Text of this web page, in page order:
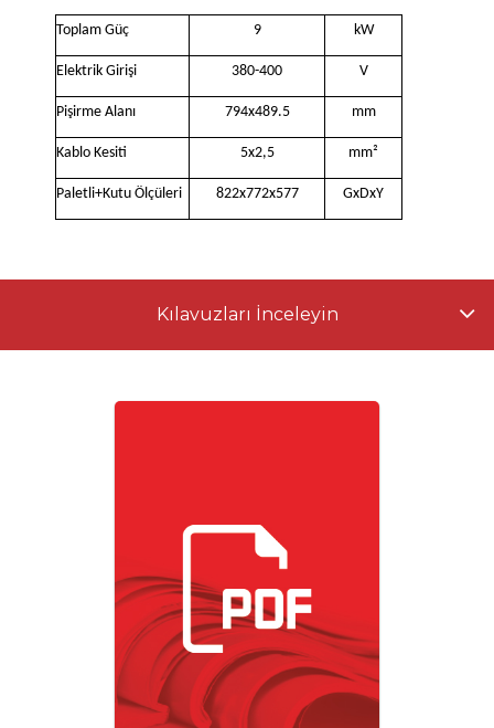
Toplam Güç 9 kW
Elektrik Girişi 380-400 V
Pişirme Alanı 794x489.5 mm
Kablo Kesiti 5x2,5 mm²
Paletli+Kutu Ölçüleri 822x772x577 GxDxY
Kılavuzları İnceleyin